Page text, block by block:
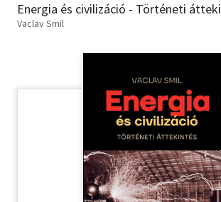
Erotika
Szótár, nyelvkönyv
Energia és civilizáció - Történeti
Vaclav Smil